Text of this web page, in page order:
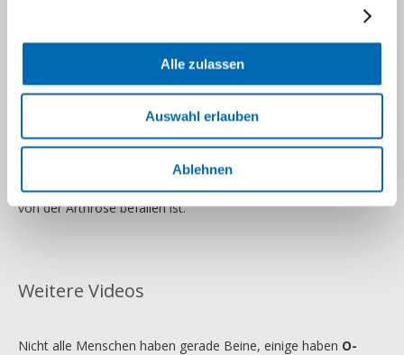
Alle zulassen
Auswahl erlauben
Ablehnen
Im Laufe des Lebens kann es zu natürlichen oder krankheits-
beziehungsweise unfallbedingten Veränderungen der
Beinachse kommen. EineBeinachsenfehlstellung
einer Gelenksarthrose auf der Innen- oder Aussenseite des
Knies führen - oft sind belastungsabhängige Schmerzen im
geschädigten Bereich die Folge. Im Video sehen Sie, wie
mittels einer Umstellungs-Osteotomie die Achse korrigiert
von der Arthrose befallen ist.
Weitere Videos
Nicht alle Menschen haben gerade Beine, einige haben O-